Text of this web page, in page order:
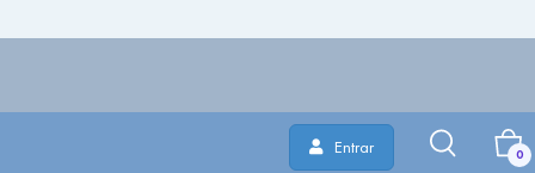
Entrar 0